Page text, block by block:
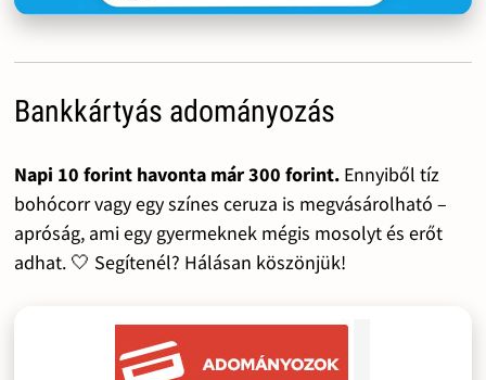
Bankkártyás adományozás
Napi 10 forint havonta már 300 forint.Ennyiből tíz
bohócorr vagy egy színes ceruza is megvásárolható –
apróság, ami egy gyermeknek mégis mosolyt és erőt
adhat. 🤍 Segítenél? Hálásan köszönjük!